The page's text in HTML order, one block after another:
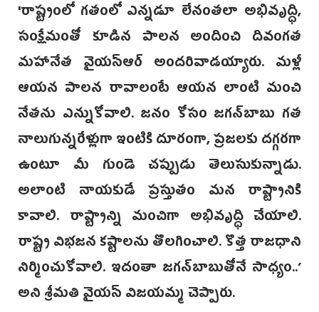
'రాష్ట్రంలో గతంలో ఎన్నడూ లేనంతలా అభివృద్ధి,
సంక్షేమంతో కూడిన పాలన అందించి దివంగత
మహానేత వైయస్ఆర్ అందరివాడయ్యారు. మళ్లీ
ఆయన పాలన రావాలంటే ఆయన‌ లాంటి మంచి
నేతను ఎన్నుకోవాలి. జనం కోసం జగన్‌బాబు గత
నాలుగున్నరేళ్లుగా ఇంటికి దూరంగా, ప్రజలకు దగ్గరగా
ఉంటూ మీ గుండె చప్పుడు తెలుసుకున్నాడు.
అలాంటి నాయకుడే ప్రస్తుతం మన రాష్ట్రానికి
కావాలి. రాష్ట్రాన్ని మంచిగా అభివృద్ధి చేయాలి.
రాష్ట్ర విభజన కష్టాలను తొలగించాలి. కొత్త రాజధాని
నిర్మించుకోవాలి. ఇదంతా జగన్‌బాబుతోనే సాధ్యం..’
అని శ్రీమతి వైయస్‌ విజయమ్మ చెప్పారు.